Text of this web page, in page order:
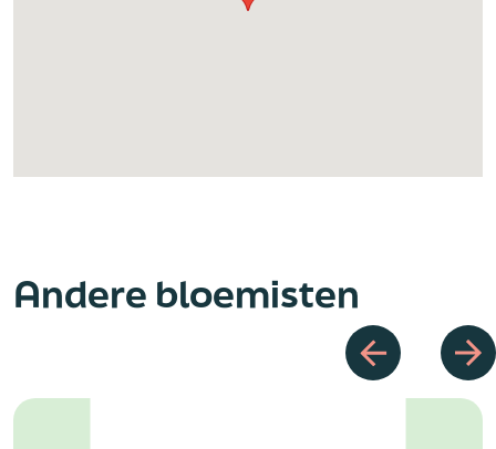
Andere bloemisten